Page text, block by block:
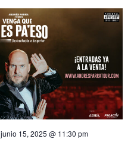
Eventos
junio 15, 2025 @ 11:30 pm